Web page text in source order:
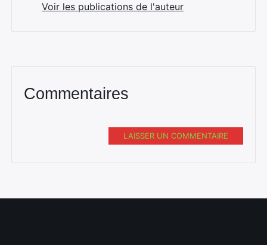
Voir les publications de l'auteur
Commentaires
LAISSER UN COMMENTAIRE